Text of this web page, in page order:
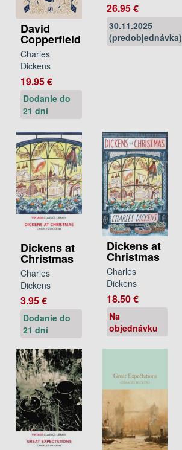
David
Copperfield
Charles
Dickens
19.95 €
Dodanie do
21 dní
26.95 €
30.11.2025
(predobjednávka)
Dickens at
Christmas
Charles
Dickens
3.95 €
Dodanie do
21 dní
Dickens at
Christmas
Charles
Dickens
18.50 €
Na
objednávku